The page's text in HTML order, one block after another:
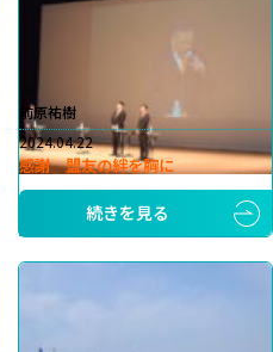
前原祐樹
2024.04.22
感謝 盟友の絆を胸に
続きを見る